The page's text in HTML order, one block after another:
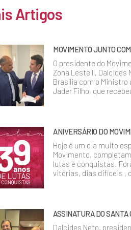
Artigos
MOVIMENTO JUNTO
O presidente do
Zona Leste II, Dalcides
Brasília com o Ministro
Jader Filho, que
ANIVERSÁRIO DO
Hoje é um dia muito
Movimento,
lutas e conquistas.
vitórias, dias difíceis ,
ASSINATURA DO SANTA
Dalcides Neto,